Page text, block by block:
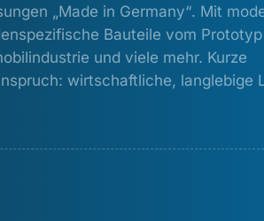
„Made in Germany“. Mit
Bauteile vom
und viele mehr. Kurze
wirtschaftliche, langlebige